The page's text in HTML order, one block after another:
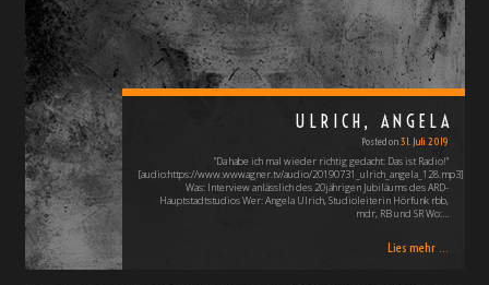
ULRICH, ANGELA
Posted on31. Juli 2019
"Da habe ich mal wieder richtig gedacht: Das ist Radio!"
[audio:https://www.wwwagner.tv/audio/20190731_ulrich_angela_128.mp3]
Was: Interview anlässlich des 20jährigen Jubiläums des ARD-
Hauptstadtstudios Wer: Angela Ulrich, Studioleiterin Hörfunk rbb,
mdr, RB und SR Wo:…
Lies mehr ...